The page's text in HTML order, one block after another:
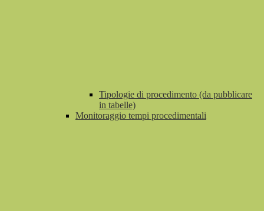
Tipologie di procedimento (da pubblicare
in tabelle)
Monitoraggio tempi procedimentali